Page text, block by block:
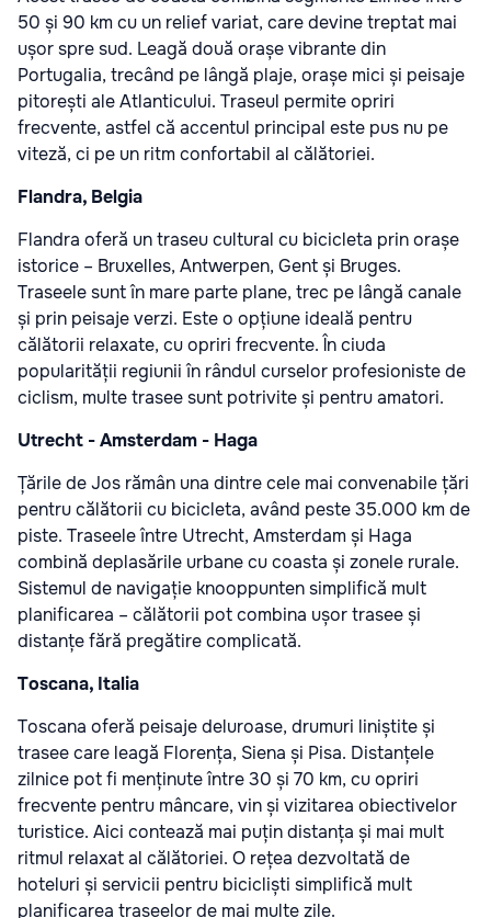
50 și 90 km cu un relief variat, care devine treptat mai
ușor spre sud. Leagă două orașe vibrante din
Portugalia, trecând pe lângă plaje, orașe mici și peisaje
pitorești ale Atlanticului. Traseul permite opriri
frecvente, astfel că accentul principal este pus nu pe
viteză, ci pe un ritm confortabil al călătoriei.
Flandra, Belgia
Flandra oferă un traseu cultural cu bicicleta prin orașe
istorice – Bruxelles, Antwerpen, Gent și Bruges.
Traseele sunt în mare parte plane, trec pe lângă canale
și prin peisaje verzi. Este o opțiune ideală pentru
călătorii relaxate, cu opriri frecvente. În ciuda
popularității regiunii în rândul curselor profesioniste de
ciclism, multe trasee sunt potrivite și pentru amatori.
Utrecht - Amsterdam - Haga
Țările de Jos rămân una dintre cele mai convenabile țări
pentru călătorii cu bicicleta, având peste 35.000 km de
piste. Traseele între Utrecht, Amsterdam și Haga
combină deplasările urbane cu coasta și zonele rurale.
Sistemul de navigație knooppunten simplifică mult
planificarea – călătorii pot combina ușor trasee și
distanțe fără pregătire complicată.
Toscana, Italia
Toscana oferă peisaje deluroase, drumuri liniștite și
trasee care leagă Florența, Siena și Pisa. Distanțele
zilnice pot fi menținute între 30 și 70 km, cu opriri
frecvente pentru mâncare, vin și vizitarea obiectivelor
turistice. Aici contează mai puțin distanța și mai mult
ritmul relaxat al călătoriei. O rețea dezvoltată de
hoteluri și servicii pentru bicicliști simplifică mult
planificarea traseelor de mai multe zile.